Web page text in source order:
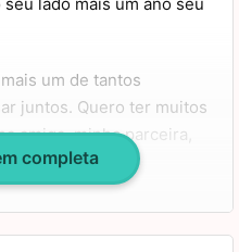
um de tantos
juntos. Quero ter muitos
amiga, minha parceira,
de vida.
e alegria, que sua vida
tudo o que há de
completa